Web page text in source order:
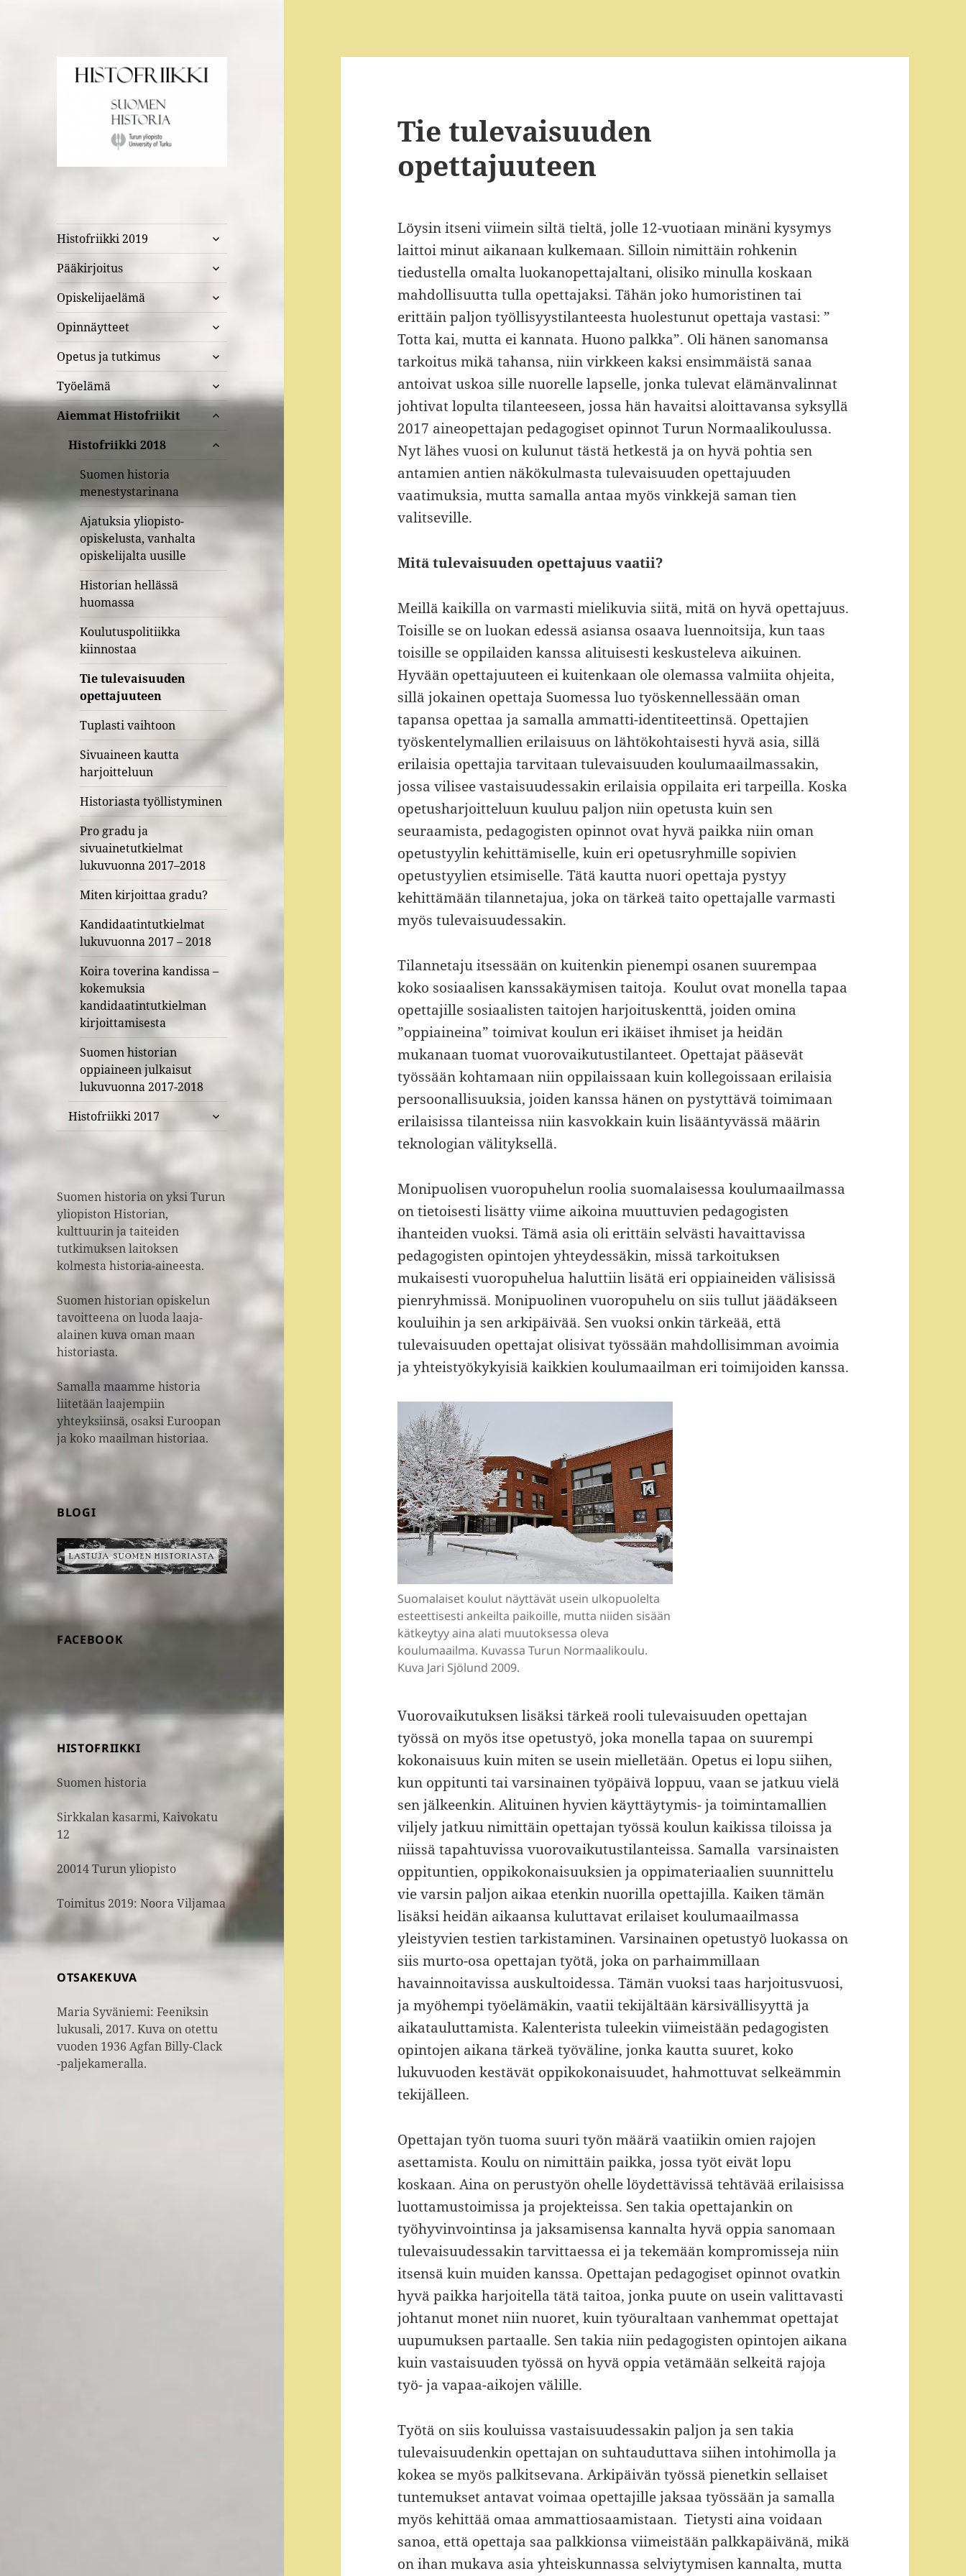
Histofriikki 2019
näytä
alavalikko
Pääkirjoitus
näytä
alavalikko
Opiskelijaelämä
näytä
alavalikko
Opinnäytteet
näytä
alavalikko
Opetus ja tutkimus
näytä
alavalikko
Työelämä
näytä
alavalikko
Aiemmat Histofriikit
näytä
Histofriikki 2018
näytä
Suomen historia
menestystarinana
Ajatuksia yliopisto-
opiskelusta, vanhalta
opiskelijalta uusille
Historian hellässä
huomassa
Koulutuspolitiikka
kiinnostaa
Tie tulevaisuuden
opettajuuteen
Tuplasti vaihtoon
Sivuaineen kautta
harjoitteluun
Historiasta työllistyminen
Pro gradu ja
sivuainetutkielmat
lukuvuonna 2017–2018
Miten kirjoittaa gradu?
Kandidaatintutkielmat
lukuvuonna 2017 – 2018
Koira toverina kandissa –
kokemuksia
kandidaatintutkielman
kirjoittamisesta
Suomen historian
oppiaineen julkaisut
lukuvuonna 2017-2018
Histofriikki 2017
näytä
alavalikko
Suomen historia on yksi Turun
yliopiston Historian,
kulttuurin ja taiteiden
tutkimuksen laitoksen
kolmesta historia-aineesta.
Suomen historian opiskelun
tavoitteena on luoda laaja-
alainen kuva oman maan
historiasta.
Samalla maamme historia
liitetään laajempiin
yhteyksiinsä, osaksi Euroopan
ja koko maailman historiaa.
BLOGI
FACEBOOK
HISTOFRIIKKI
Suomen historia
Sirkkalan kasarmi, Kaivokatu
12
20014 Turun yliopisto
Toimitus 2019: Noora Viljamaa
OTSAKEKUVA
Maria Syväniemi: Feeniksin
lukusali, 2017. Kuva on otettu
vuoden 1936 Agfan Billy-Clack
-paljekameralla.
Tie tulevaisuuden
opettajuuteen
Löysin itseni viimein siltä tieltä, jolle 12-vuotiaan minäni kysymys
laittoi minut aikanaan kulkemaan. Silloin nimittäin rohkenin
tiedustella omalta luokanopettajaltani, olisiko minulla koskaan
mahdollisuutta tulla opettajaksi. Tähän joko humoristinen tai
erittäin paljon työllisyystilanteesta huolestunut opettaja vastasi: ”
Totta kai, mutta ei kannata. Huono palkka”. Oli hänen sanomansa
tarkoitus mikä tahansa, niin virkkeen kaksi ensimmäistä sanaa
antoivat uskoa sille nuorelle lapselle, jonka tulevat elämänvalinnat
johtivat lopulta tilanteeseen, jossa hän havaitsi aloittavansa syksyllä
2017 aineopettajan pedagogiset opinnot Turun Normaalikoulussa.
Nyt lähes vuosi on kulunut tästä hetkestä ja on hyvä pohtia sen
antamien antien näkökulmasta tulevaisuuden opettajuuden
vaatimuksia, mutta samalla antaa myös vinkkejä saman tien
valitseville.
Mitä tulevaisuuden opettajuus vaatii?
Meillä kaikilla on varmasti mielikuvia siitä, mitä on hyvä opettajuus.
Toisille se on luokan edessä asiansa osaava luennoitsija, kun taas
toisille se oppilaiden kanssa alituisesti keskusteleva aikuinen.
Hyvään opettajuuteen ei kuitenkaan ole olemassa valmiita ohjeita,
sillä jokainen opettaja Suomessa luo työskennellessään oman
tapansa opettaa ja samalla ammatti-identiteettinsä. Opettajien
työskentelymallien erilaisuus on lähtökohtaisesti hyvä asia, sillä
erilaisia opettajia tarvitaan tulevaisuuden koulumaailmassakin,
jossa vilisee vastaisuudessakin erilaisia oppilaita eri tarpeilla. Koska
opetusharjoitteluun kuuluu paljon niin opetusta kuin sen
seuraamista, pedagogisten opinnot ovat hyvä paikka niin oman
opetustyylin kehittämiselle, kuin eri opetusryhmille sopivien
opetustyylien etsimiselle. Tätä kautta nuori opettaja pystyy
kehittämään tilannetajua, joka on tärkeä taito opettajalle varmasti
myös tulevaisuudessakin.
Tilannetaju itsessään on kuitenkin pienempi osanen suurempaa
koko sosiaalisen kanssakäymisen taitoja. Koulut ovat monella tapaa
opettajille sosiaalisten taitojen harjoituskenttä, joiden omina
”oppiaineina” toimivat koulun eri ikäiset ihmiset ja heidän
mukanaan tuomat vuorovaikutustilanteet. Opettajat pääsevät
työssään kohtamaan niin oppilaissaan kuin kollegoissaan erilaisia
persoonallisuuksia, joiden kanssa hänen on pystyttävä toimimaan
erilaisissa tilanteissa niin kasvokkain kuin lisääntyvässä määrin
teknologian välityksellä.
Monipuolisen vuoropuhelun roolia suomalaisessa koulumaailmassa
on tietoisesti lisätty viime aikoina muuttuvien pedagogisten
ihanteiden vuoksi. Tämä asia oli erittäin selvästi havaittavissa
pedagogisten opintojen yhteydessäkin, missä tarkoituksen
mukaisesti vuoropuhelua haluttiin lisätä eri oppiaineiden välisissä
pienryhmissä. Monipuolinen vuoropuhelu on siis tullut jäädäkseen
kouluihin ja sen arkipäivää. Sen vuoksi onkin tärkeää, että
tulevaisuuden opettajat olisivat työssään mahdollisimman avoimia
ja yhteistyökykyisiä kaikkien koulumaailman eri toimijoiden kanssa.
Suomalaiset koulut näyttävät usein ulkopuolelta
esteettisesti ankeilta paikoille, mutta niiden sisään
kätkeytyy aina alati muutoksessa oleva
koulumaailma. Kuvassa Turun Normaalikoulu.
Kuva Jari Sjölund 2009.
Vuorovaikutuksen lisäksi tärkeä rooli tulevaisuuden opettajan
työssä on myös itse opetustyö, joka monella tapaa on suurempi
kokonaisuus kuin miten se usein mielletään. Opetus ei lopu siihen,
kun oppitunti tai varsinainen työpäivä loppuu, vaan se jatkuu vielä
sen jälkeenkin. Alituinen hyvien käyttäytymis- ja toimintamallien
viljely jatkuu nimittäin opettajan työssä koulun kaikissa tiloissa ja
niissä tapahtuvissa vuorovaikutustilanteissa. Samalla varsinaisten
oppituntien, oppikokonaisuuksien ja oppimateriaalien suunnittelu
vie varsin paljon aikaa etenkin nuorilla opettajilla. Kaiken tämän
lisäksi heidän aikaansa kuluttavat erilaiset koulumaailmassa
yleistyvien testien tarkistaminen. Varsinainen opetustyö luokassa on
siis murto-osa opettajan työtä, joka on parhaimmillaan
havainnoitavissa auskultoidessa. Tämän vuoksi taas harjoitusvuosi,
ja myöhempi työelämäkin, vaatii tekijältään kärsivällisyyttä ja
aikatauluttamista. Kalenterista tuleekin viimeistään pedagogisten
opintojen aikana tärkeä työväline, jonka kautta suuret, koko
lukuvuoden kestävät oppikokonaisuudet, hahmottuvat selkeämmin
tekijälleen.
Opettajan työn tuoma suuri työn määrä vaatiikin omien rajojen
asettamista. Koulu on nimittäin paikka, jossa työt eivät lopu
koskaan. Aina on perustyön ohelle löydettävissä tehtävää erilaisissa
luottamustoimissa ja projekteissa. Sen takia opettajankin on
työhyvinvointinsa ja jaksamisensa kannalta hyvä oppia sanomaan
tulevaisuudessakin tarvittaessa ei ja tekemään kompromisseja niin
itsensä kuin muiden kanssa. Opettajan pedagogiset opinnot ovatkin
hyvä paikka harjoitella tätä taitoa, jonka puute on usein valittavasti
johtanut monet niin nuoret, kuin työuraltaan vanhemmat opettajat
uupumuksen partaalle. Sen takia niin pedagogisten opintojen aikana
kuin vastaisuuden työssä on hyvä oppia vetämään selkeitä rajoja
työ- ja vapaa-aikojen välille.
Työtä on siis kouluissa vastaisuudessakin paljon ja sen takia
tulevaisuudenkin opettajan on suhtauduttava siihen intohimolla ja
kokea se myös palkitsevana. Arkipäivän työssä pienetkin sellaiset
tuntemukset antavat voimaa opettajille jaksaa työssään ja samalla
myös kehittää omaa ammattiosaamistaan. Tietysti aina voidaan
sanoa, että opettaja saa palkkionsa viimeistään palkkapäivänä, mikä
on ihan mukava asia yhteiskunnassa selviytymisen kannalta, mutta